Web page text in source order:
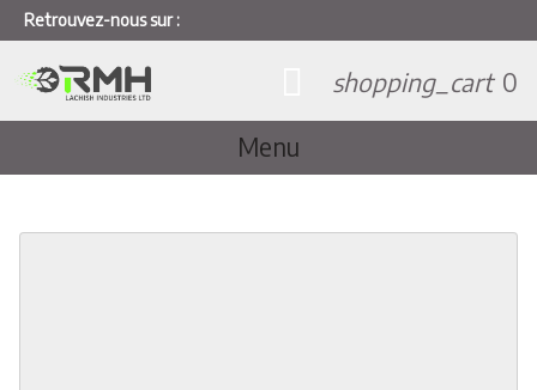
Retrouvez-nous sur :
Menu
shopping_cart 0